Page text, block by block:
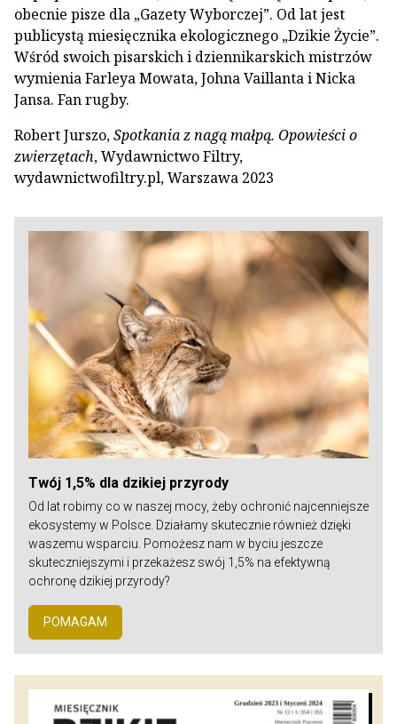
obecnie pisze dla „Gazety Wyborczej”. Od lat jest
publicystą miesięcznika ekologicznego „Dzikie Życie”.
Wśród swoich pisarskich i dziennikarskich mistrzów
wymienia Farleya Mowata, Johna Vaillanta i Nicka
Jansa. Fan rugby.
Robert Jurszo,Spotkania z nagą małpą. Opowieści o
zwierzętach, Wydawnictwo Filtry,
wydawnictwofiltry.pl, Warszawa 2023
Twój 1,5% dla dzikiej przyrody
Od lat robimy co w naszej mocy, żeby ochronić najcenniejsze
ekosystemy w Polsce. Działamy skutecznie również dzięki
waszemu wsparciu. Pomożesz nam w byciu jeszcze
skuteczniejszymi i przekażesz swój 1,5% na efektywną
ochronę dzikiej przyrody?
POMAGAM